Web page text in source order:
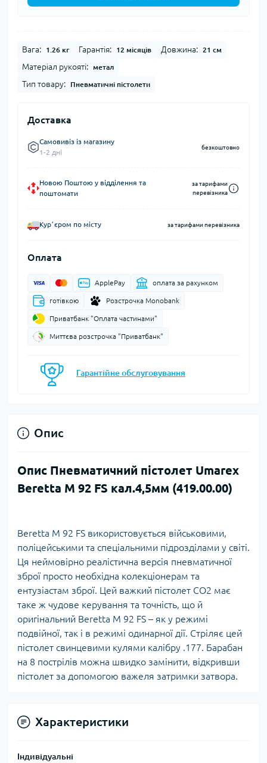
Вага: 1.26 кг Гарантія: 12 місяців Довжина: 21 см
Матеріал рукояті: метал
Тип товару: Пневматичні пістолети
Доставка
Самовивіз із магазину
1-2 дні
безкоштовно
Новою Поштою у відділення та
поштомати
за тарифами
перевізника
Курʼєром по місту за тарифами перевізника
Оплата
ApplePay оплата за рахунком
готівкою Розстрочка Monobank
Приватбанк "Оплата частинами"
Миттєва розстрочка "Приватбанк"
Гарантійне обслуговування
Опис
Опис Пневматичний пістолет Umarex
Beretta M 92 FS кал.4,5мм (419.00.00)
Beretta M 92 FS використовується військовими,
поліцейськими та спеціальними підрозділами у світі.
Ця неймовірно реалістична версія пневматичної
зброї просто необхідна колекціонерам та
ентузіастам зброї. Цей важкий пістолет CO2 має
таке ж чудове керування та точність, що й
оригінальний Beretta M 92 FS – як у режимі
подвійної, так і в режимі одинарної дії. Стріляє цей
пістолет свинцевими кулями калібру .177. Барабан
на 8 пострілів можна швидко замінити, відкривши
пістолет за допомогою важеля затримки затвора.
Характеристики
Індивідуальні